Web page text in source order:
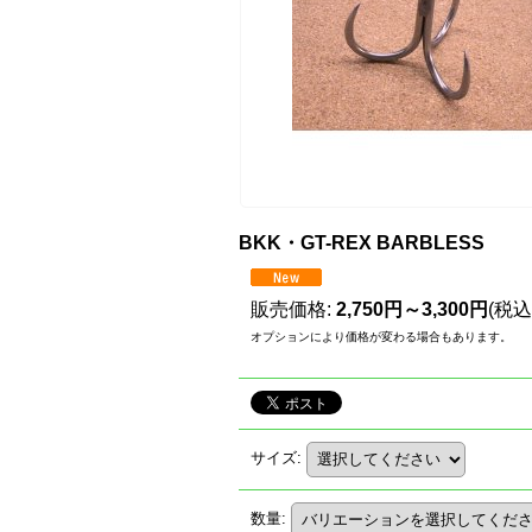
BKK・GT-REX BARBLESS
販売価格: 2,750円～3,300円 (税
オプションにより価格が変わる場合もあります。
サイズ:
数量: